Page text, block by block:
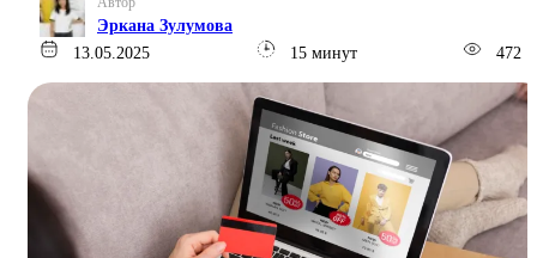
Эркана Зулумова
13.05.2025
15 минут 472